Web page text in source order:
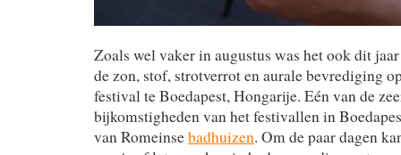
Zoals wel vaker in augustus was het ook dit
de zon, stof, strotverrot en aurale bevrediging
festival te Boedapest, Hongarije. Eén van de
bijkomstigheden van het festivallen in
van Romeinsebadhuizen. Om de paar dagen